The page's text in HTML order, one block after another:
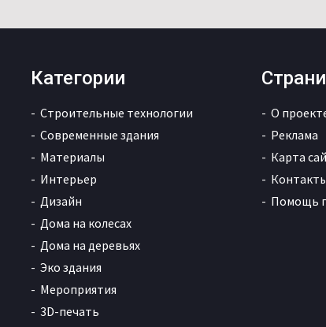
Категории
Строительные технологии
Современные здания
Материалы
Интерьер
Дизайн
Дома на колесах
Дома на деревьях
Эко здания
Мероприятия
3D-печать
О
Реклама
Карта
Помощь